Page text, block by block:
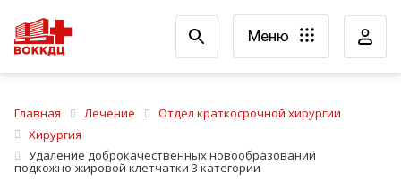
Меню
Главная Лечение
Отдел краткосрочной хирургии
Хирургия
Удаление доброкачественных новообразований
подкожно-жировой клетчатки 3 категории